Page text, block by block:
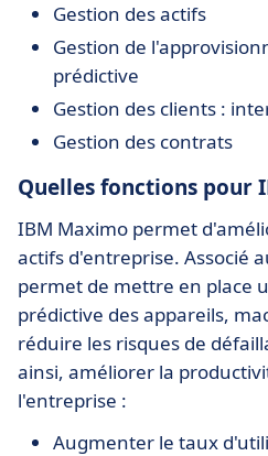
Gestion des actifs
Gestion de
prédictive
Gestion des clients :
Gestion des contrats
Quelles fonctions pour
IBM Maximo permet
actifs d'entreprise. Associé
permet de mettre en place
prédictive des appareils,
réduire les risques de
ainsi, améliorer la
l'entreprise :
Augmenter le taux